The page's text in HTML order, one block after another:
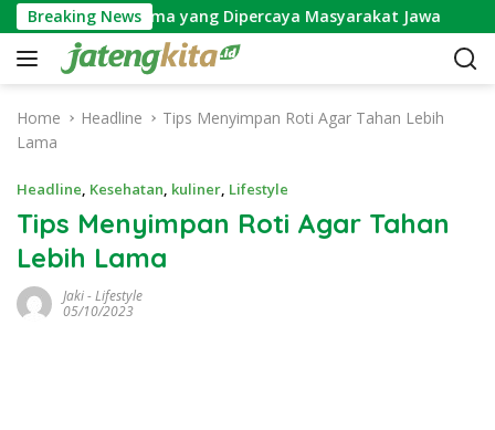
k
Breaking News
Wijayakusuma yang Dipercaya Masyarakat Jawa
Home Headline
Tips Menyimpan Roti Agar Tahan Lebih
Lama
Headline, Kesehatan, kuliner, Lifestyle
Tips Menyimpan Roti Agar Tahan
Lebih Lama
Jaki-Lifestyle
05/10/2023